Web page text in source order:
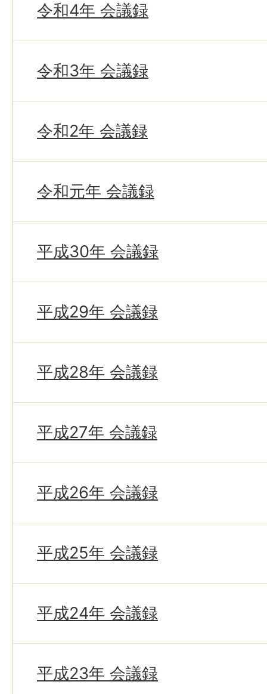
令和4年 会議録
令和3年 会議録
令和2年 会議録
令和元年 会議録
平成30年 会議録
平成29年 会議録
平成28年 会議録
平成27年 会議録
平成26年 会議録
平成25年 会議録
平成24年 会議録
平成23年 会議録